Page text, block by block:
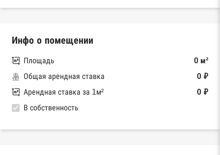
Инфо о помещении
Площадь
0 м²
Общая арендная ставка
0 ₽
Арендная ставка за 1м²
0 ₽
В собственность